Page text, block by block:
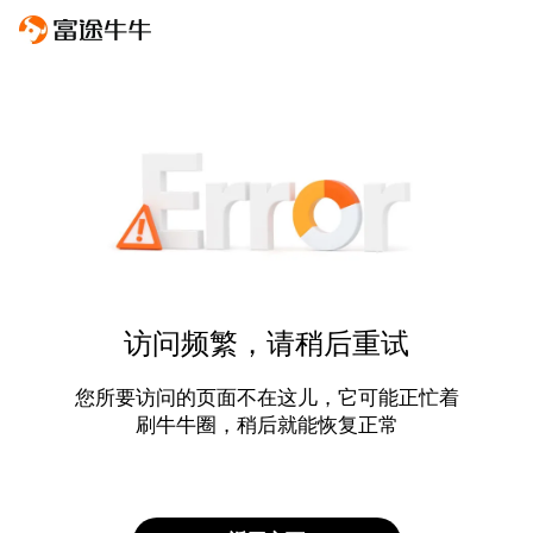
访问频繁，请稍后重试
您所要访问的页面不在这儿，它可能正忙着
刷牛牛圈，稍后就能恢复正常